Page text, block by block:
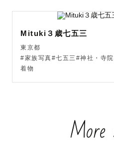
Mituki３歳七五三
東京都
#家族写真#七五三#神社・寺
着物
More